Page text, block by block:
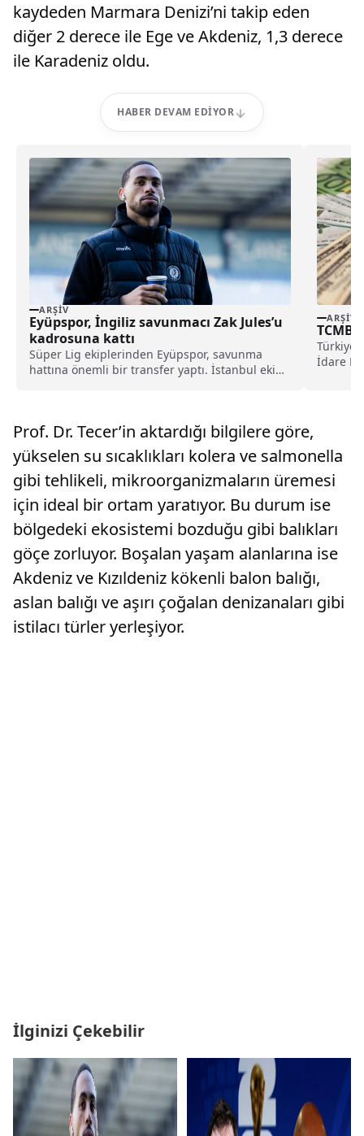
kaydeden Marmara Denizi’ni takip eden
diğer 2 derece ile Ege ve Akdeniz, 1,3 derece
ile Karadeniz oldu.
HABER DEVAM EDIYOR
ARŞIV
Eyüpspor, İngiliz savunmacı Zak Jules’u
kadrosuna kattı
Süper Lig ekiplerinden Eyüpspor, savunma
hattına önemli bir transfer yaptı. İstanbul ekibi,
ARŞIV
TCMB
Türkiye
İdare
Prof. Dr. Tecer’in aktardığı bilgilere göre,
yükselen su sıcaklıkları kolera ve salmonella
gibi tehlikeli, mikroorganizmaların üremesi
için ideal bir ortam yaratıyor. Bu durum ise
bölgedeki ekosistemi bozduğu gibi balıkları
göçe zorluyor. Boşalan yaşam alanlarına ise
Akdeniz ve Kızıldeniz kökenli balon balığı,
aslan balığı ve aşırı çoğalan denizanaları gibi
istilacı türler yerleşiyor.
İlginizi Çekebilir